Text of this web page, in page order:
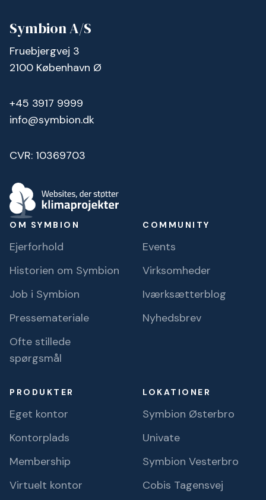
Symbion A/S
Fruebjergvej 3
2100 København Ø
+45 3917 9999
info@symbion.dk
CVR: 10369703
OM SYMBION
Ejerforhold
Historien om Symbion
Job i Symbion
Pressemateriale
Ofte stillede
spørgsmål
COMMUNITY
Events
Virksomheder
Iværksætterblog
Nyhedsbrev
PRODUKTER
Eget kontor
Kontorplads
Membership
Virtuelt kontor
LOKATIONER
Symbion Østerbro
Univate
Symbion Vesterbro
Cobis Tagensvej